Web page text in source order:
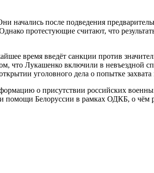
после подведения
протестующие считают, что
время введёт санкции против
Лукашенко включили в невъездной
уголовного дела о попытке
о присутствии российских
помощи Белоруссии в рамках ОДКБ, о чём